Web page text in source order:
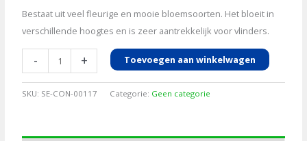
Bestaat uit veel fleurige en mooie bloemsoorten. Het bloeit in
verschillende hoogtes en is zeer aantrekkelijk voor vlinders.
-
Vlindermengsel
250g
aantal
+ Toevoegen aan winkelwagen
SKU: SE-CON-00117 Categorie: Geen categorie